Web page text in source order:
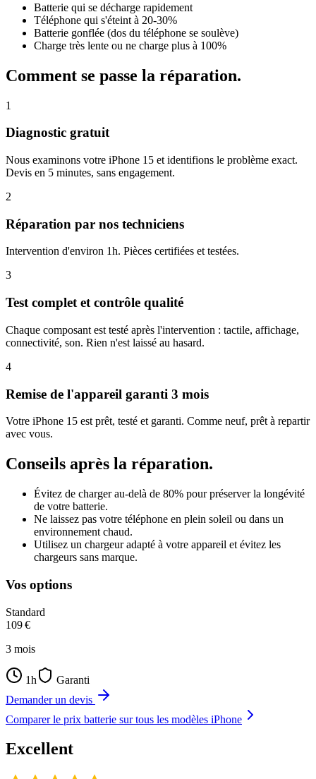
Batterie qui se décharge rapidement
Téléphone qui s'éteint à 20-30%
Batterie gonflée (dos du téléphone se soulève)
Charge très lente ou ne charge plus à 100%
Comment se passe la réparation.
1
Diagnostic gratuit
Nous examinons votre iPhone 15 et identifions le problème exact.
Devis en 5 minutes, sans engagement.
2
Réparation par nos techniciens
Intervention d'environ 1h. Pièces certifiées et testées.
3
Test complet et contrôle qualité
Chaque composant est testé après l'intervention : tactile, affichage,
connectivité, son. Rien n'est laissé au hasard.
4
Remise de l'appareil garanti 3 mois
Votre iPhone 15 est prêt, testé et garanti. Comme neuf, prêt à repartir
avec vous.
Conseils après la réparation.
Évitez de charger au-delà de 80% pour préserver la longévité
de votre batterie.
Ne laissez pas votre téléphone en plein soleil ou dans un
environnement chaud.
Utilisez un chargeur adapté à votre appareil et évitez les
chargeurs sans marque.
Vos options
Standard
109€
3 mois
1h
Garanti
Demander un devis
Comparer le prix batterie sur tous les modèles iPhone
Excellent